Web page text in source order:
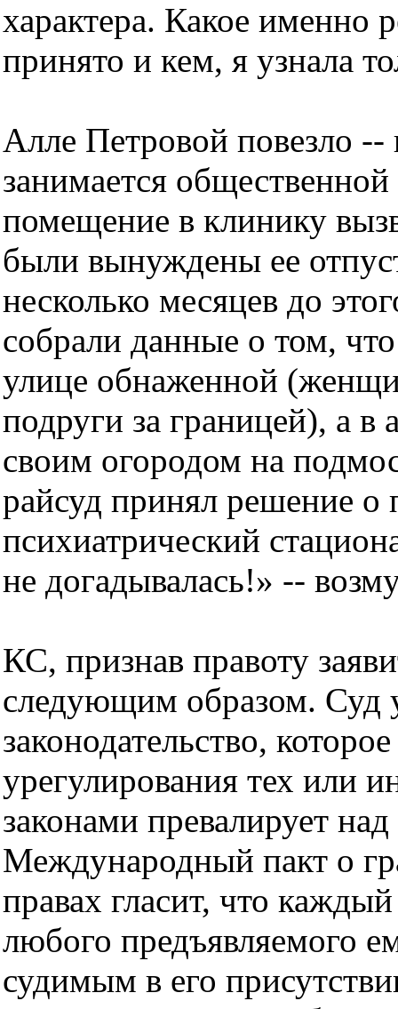
характера. Какое именно
принято и кем, я узнала
Алле Петровой повезло --
занимается
помещение в клинику
были вынуждены ее
несколько месяцев до
собрали данные о том,
улице обнаженной
подруги за границей), а в
своим огородом на
райсуд принял решение о
психиатрический
не догадывалась!» --
КС, признав правоту
следующим образом. Суд
законодательство,
урегулирования тех или
законами превалирует
Международный пакт о
правах гласит, что
любого предъявляемого
судимым в его